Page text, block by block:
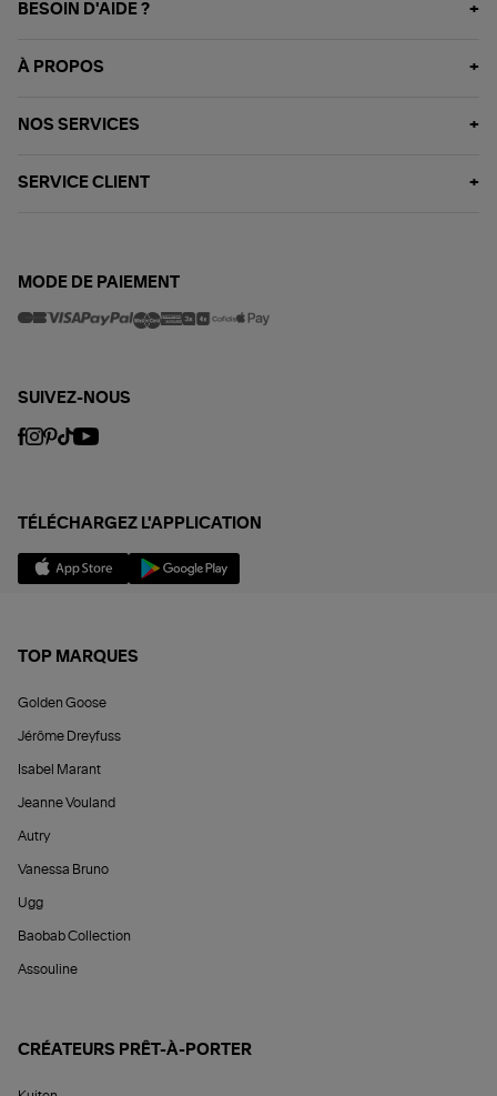
BESOIN D'AIDE ?
À PROPOS
NOS SERVICES
SERVICE CLIENT
MODE DE PAIEMENT
SUIVEZ-NOUS
TÉLÉCHARGEZ L'APPLICATION
TOP MARQUES
Golden Goose
Jérôme Dreyfuss
Isabel Marant
Jeanne Vouland
Autry
Vanessa Bruno
Ugg
Baobab Collection
Assouline
CRÉATEURS PRÊT-À-PORTER